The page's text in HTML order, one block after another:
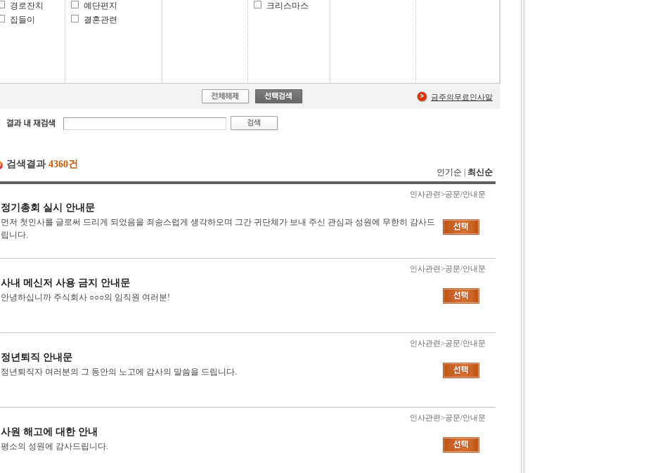
경로잔치
집들이
예단편지
결혼관련
크리스마스
금주의무료인사말
검색결과 4360건
인기순 최신순
인사관련>공문/안내문
정기총회 실시 안내문
먼저 첫인사를 글로써 드리게 되었음을 죄송스럽게 생각하오며 그간 귀단체가 보내 주신 관심과 성원에 무한히 감사드
립니다.
인사관련>공문/안내문
사내 메신저 사용 금지 안내문
안녕하십니까 주식회사 ○○○의 임직원 여러분!
인사관련>공문/안내문
정년퇴직 안내문
정년퇴직자 여러분의 그 동안의 노고에 감사의 말씀을 드립니다.
인사관련>공문/안내문
사원 해고에 대한 안내
평소의 성원에 감사드립니다.